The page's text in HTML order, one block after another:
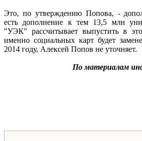
Это, по утверждению Попова, -
есть дополнение к тем 13,5 млн
"УЭК" рассчитывает выпустить в
именно социальных карт будет
2014 году, Алексей Попов не уточняет.
По материалам